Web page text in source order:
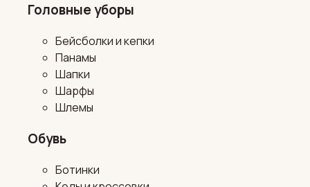
Головные уборы
Бейсболки и кепки
Панамы
Шапки
Шарфы
Шлемы
Обувь
Ботинки